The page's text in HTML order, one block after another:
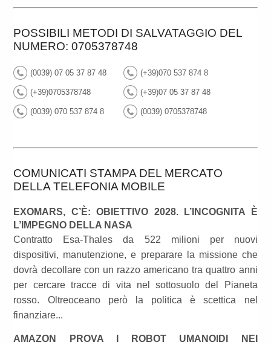
POSSIBILI METODI DI SALVATAGGIO DEL
NUMERO: 0705378748
(0039) 07 05 37 87 48 (+39)070 537 874 8
(+39)0705378748 (+39)07 05 37 87 48
(0039) 070 537 874 8 (0039) 0705378748
COMUNICATI STAMPA DEL MERCATO
DELLA TELEFONIA MOBILE
EXOMARS, C’È: OBIETTIVO 2028. L’INCOGNITA È
L’IMPEGNO DELLA NASA
Contratto Esa-Thales da 522 milioni per nuovi
dispositivi, manutenzione, e preparare la missione che
dovrà decollare con un razzo americano tra quattro anni
per cercare tracce di vita nel sottosuolo del Pianeta
rosso. Oltreoceano però la politica è scettica nel
finanziare...
AMAZON PROVA I ROBOT UMANOIDI NEI